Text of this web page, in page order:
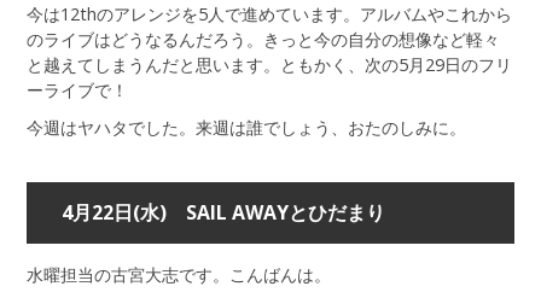
今は12thのアレンジを5人で進めています。アルバムやこれから
のライブはどうなるんだろう。きっと今の自分の想像など軽々
と越えてしまうんだと思います。ともかく、次の5月29日のフリ
ーライブで！
今週はヤハタでした。来週は誰でしょう、おたのしみに。
4月22日(水) SAIL AWAYとひだまり
水曜担当の古宮大志です。こんばんは。